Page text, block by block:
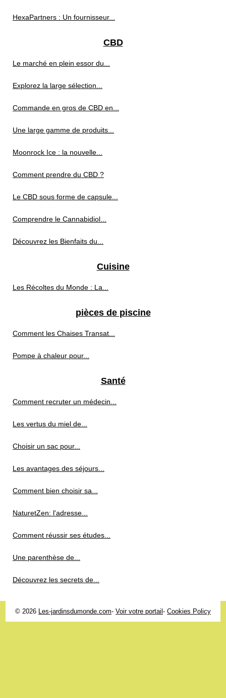
HexaPartners : Un fournisseur...
CBD
Le marché en plein essor du...
Explorez la large sélection...
Commande en gros de CBD en...
Une large gamme de produits...
Moonrock Ice : la nouvelle...
Comment prendre du CBD ?
Le CBD sous forme de capsule...
Comprendre le Cannabidiol...
Découvrez les Bienfaits du...
Cuisine
Les Récoltes du Monde : La...
pièces de piscine
Comment les Chaises Transat...
Pompe à chaleur pour...
Santé
Comment recruter un médecin...
Les vertus du miel de...
Choisir un sac pour...
Les avantages des séjours...
Comment bien choisir sa...
NaturetZen: l'adresse...
Comment réussir ses études...
Une parenthèse de...
Découvrez les secrets de...
© 2026 Les-jardinsdumonde.com- Voir votre portail - Cookies Policy